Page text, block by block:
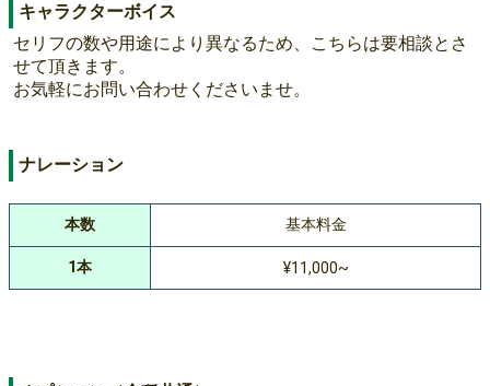
キャラクターボイス
セリフの数や用途により異なるため、こちらは要相談とさ
せて頂きます。
お気軽にお問い合わせくださいませ。
ナレーション
本数 基本料金
1本 ¥11,000~